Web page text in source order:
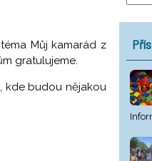
Můj kamarád z
gratulujeme.
kde budou nějakou